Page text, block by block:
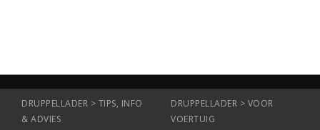
DRUPPELLADER > TIPS, INFO
& ADVIES
DRUPPELLADER > VOOR
VOERTUIG